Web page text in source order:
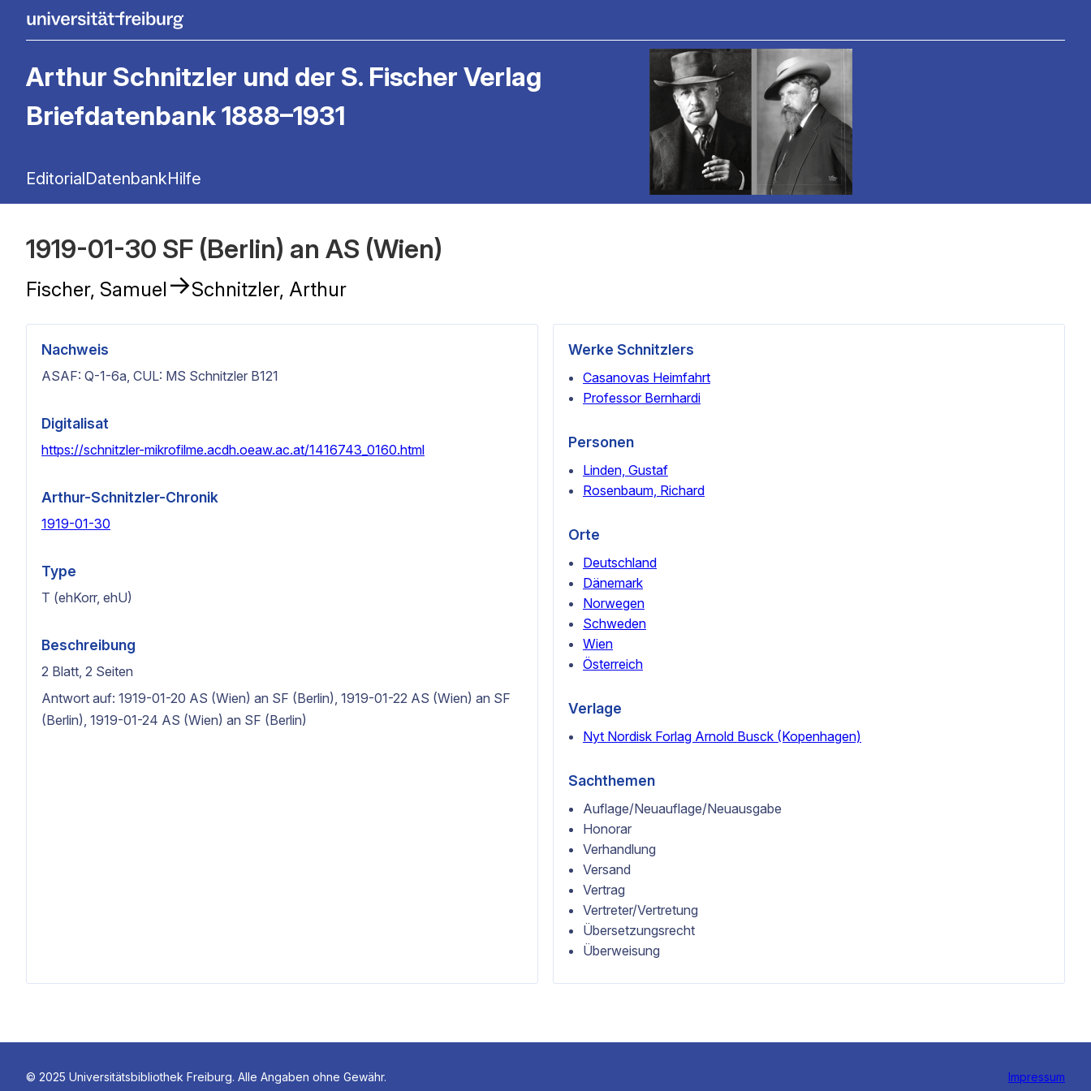
Arthur Schnitzler und der S. Fischer Verlag
Briefdatenbank 1888–1931
EditorialDatenbankHilfe
1919-01-30 SF (Berlin) an AS (Wien)
Fischer, Samuel →Schnitzler, Arthur
Nachweis
ASAF: Q-1-6a, CUL: MS Schnitzler B121
Digitalisat
https://schnitzler-mikrofilme.acdh.oeaw.ac.at/1416743_0160.html
Arthur-Schnitzler-Chronik
1919-01-30
Type
T (ehKorr, ehU)
Beschreibung
2 Blatt, 2 Seiten
Antwort auf: 1919-01-20 AS (Wien) an SF (Berlin), 1919-01-22 AS (Wien) an SF
(Berlin), 1919-01-24 AS (Wien) an SF (Berlin)
Werke Schnitzlers
Casanovas Heimfahrt
Professor Bernhardi
Personen
Linden, Gustaf
Rosenbaum, Richard
Orte
Deutschland
Dänemark
Norwegen
Schweden
Wien
Österreich
Verlage
Nyt Nordisk Forlag Arnold Busck (Kopenhagen)
Sachthemen
Auflage/Neuauflage/Neuausgabe
Honorar
Verhandlung
Versand
Vertrag
Vertreter/Vertretung
Übersetzungsrecht
Überweisung
© 2025 Universitätsbibliothek Freiburg. Alle Angaben ohne Gewähr. Impressum